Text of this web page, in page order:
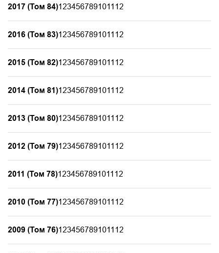
2017 (Том 84)1 234567891011 12
2016 (Том 83)1 234567891011 12
2015 (Том 82)1 234567891011 12
2014 (Том 81)1 234567891011 12
2013 (Том 80)1 234567891011 12
2012 (Том 79)1 234567891011 12
2011 (Том 78)1 234567891011 12
2010 (Том 77)1 234567891011 12
2009 (Том 76)1 234567891011 12